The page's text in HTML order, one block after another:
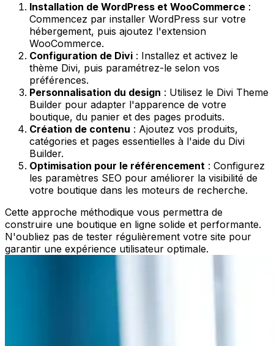
Installation de WordPress et WooCommerce :
Commencez par installer WordPress sur votre
hébergement, puis ajoutez l'extension
WooCommerce.
Configuration de Divi : Installez et activez le
thème Divi, puis paramétrez-le selon vos
préférences.
Personnalisation du design : Utilisez le Divi Theme
Builder pour adapter l'apparence de votre
boutique, du panier et des pages produits.
Création de contenu : Ajoutez vos produits,
catégories et pages essentielles à l'aide du Divi
Builder.
Optimisation pour le référencement : Configurez
les paramètres SEO pour améliorer la visibilité de
votre boutique dans les moteurs de recherche.
Cette approche méthodique vous permettra de
construire une boutique en ligne solide et performante.
N'oubliez pas de tester régulièrement votre site pour
garantir une expérience utilisateur optimale.